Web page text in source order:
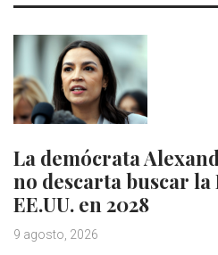
La demócrata
no descarta buscar la
EE.UU. en 2028
9 agosto, 2026